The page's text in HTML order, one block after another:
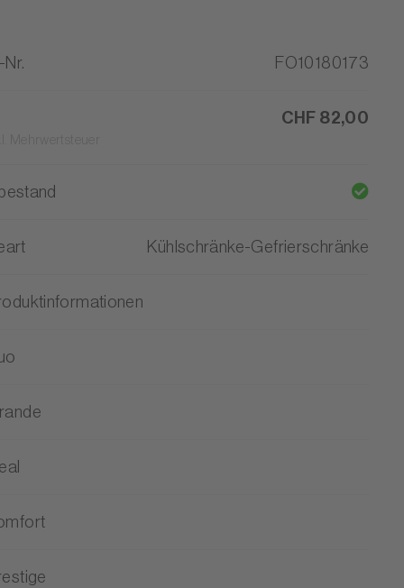
FO10180173
CHF 82,00
Kühlschränke-Gefrierschränke